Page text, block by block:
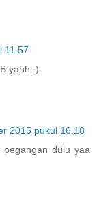
11.57
yahh :)
2015 pukul 16.18
dulu yaa